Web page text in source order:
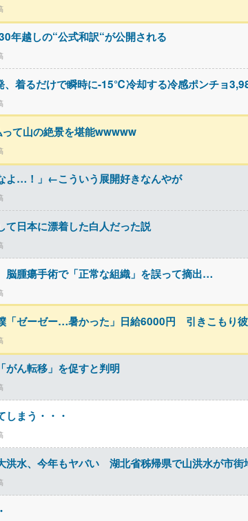
年越しの“公式和訳“が公開される
、着るだけで瞬時に-15℃冷却する冷感ポンチョ
て山の絶景を堪能wwwww
よ…！」←こういう展開好きなんやが
て日本に漂着した白人だった説
腫瘍手術で「正常な組織」を誤って摘出…
「ゼーゼー…暑かった」日給6000円 引きこもり
がん転移」を促すと判明
しまう・・・
洪水、今年もヤバい 湖北省秭帰県で山洪水が市